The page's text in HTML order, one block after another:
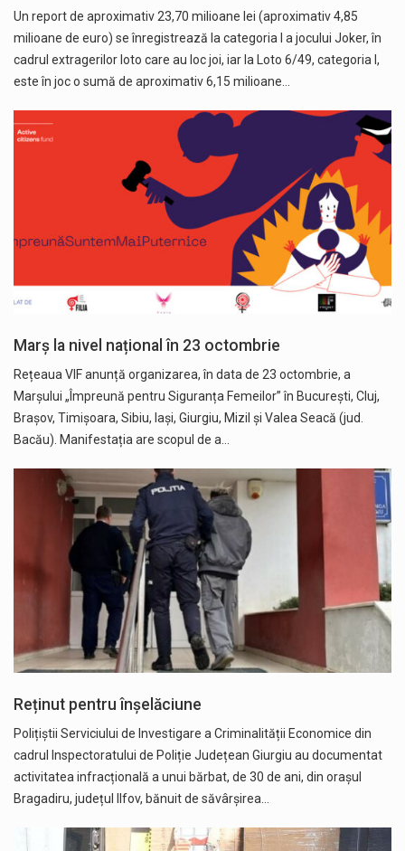
Un report de aproximativ 23,70 milioane lei (aproximativ 4,85
milioane de euro) se înregistrează la categoria I a jocului Joker, în
cadrul extragerilor loto care au loc joi, iar la Loto 6/49, categoria I,
este în joc o sumă de aproximativ 6,15 milioane…
Marș la nivel național în 23 octombrie
Rețeaua VIF anunță organizarea, în data de 23 octombrie, a
Marșului „Împreună pentru Siguranța Femeilor” în București, Cluj,
Brașov, Timișoara, Sibiu, Iași, Giurgiu, Mizil și Valea Seacă (jud.
Bacău). Manifestația are scopul de a…
Reținut pentru înșelăciune
Polițiștii Serviciului de Investigare a Criminalității Economice din
cadrul Inspectoratului de Poliție Județean Giurgiu au documentat
activitatea infracțională a unui bărbat, de 30 de ani, din orașul
Bragadiru, județul Ilfov, bănuit de săvârșirea…